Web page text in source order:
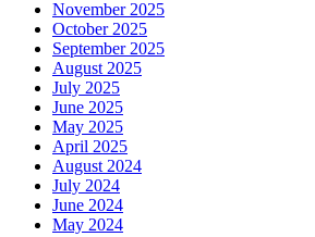
November 2025
October 2025
September 2025
August 2025
July 2025
June 2025
May 2025
April 2025
August 2024
July 2024
June 2024
May 2024